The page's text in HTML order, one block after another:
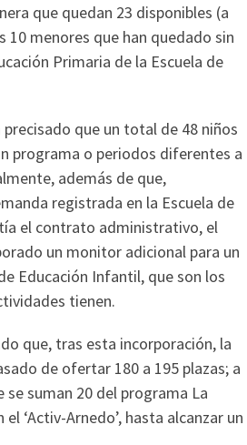
que quedan 23 disponibles (a
10 menores que han quedado sin
Primaria de la Escuela de
que un total de 48 niños
programa o periodos diferentes a
además de que,
registrada en la Escuela de
el contrato administrativo, el
un monitor adicional para un
Educación Infantil, que son los
tienen.
que, tras esta incorporación, la
de ofertar 180 a 195 plazas; a
suman 20 del programa La
‘Activ-Arnedo’, hasta alcanzar un